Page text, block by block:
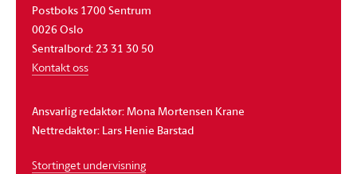
Postboks 1700 Sentrum
0026 Oslo
Sentralbord: 23 31 30 50
Kontakt oss
Ansvarlig redaktør: Mona Mortensen Krane
Nettredaktør: Lars Henie Barstad
Stortinget undervisning